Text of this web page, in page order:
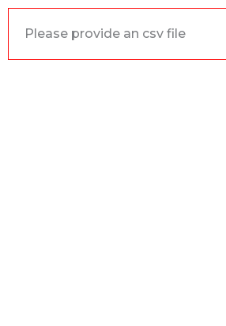
Please provide an csv file